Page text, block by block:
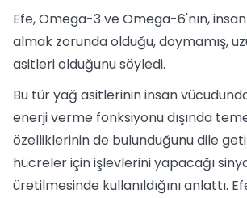
Efe, Omega-3 ve Omega-6'nın,
almak zorunda olduğu, doymamış,
asitleri olduğunu söyledi.
Bu tür yağ asitlerinin insan
enerji verme fonksiyonu dışında
özelliklerinin de bulunduğunu dile
hücreler için işlevlerini yapacağı
üretilmesinde kullanıldığını anlattı.